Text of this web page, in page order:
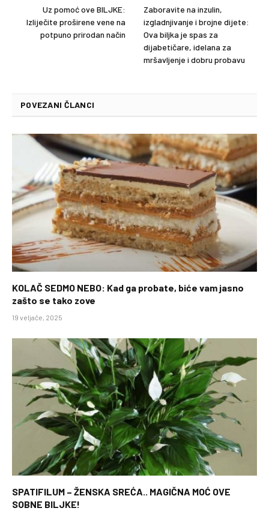
Uz pomoć ove BILJKE:
Izliječite proširene vene na
potpuno prirodan način
Zaboravite na inzulin,
izgladnjivanje i brojne dijete:
Ova biljka je spas za
dijabetičare, idelana za
mršavljenje i dobru probavu
POVEZANI ČLANCI
KOLAČ SEDMO NEBO: Kad ga probate, biće vam jasno
zašto se tako zove
19 veljače, 2025
SPATIFILUM – ŽENSKA SREĆA.. MAGIČNA MOĆ OVE
SOBNE BILJKE!